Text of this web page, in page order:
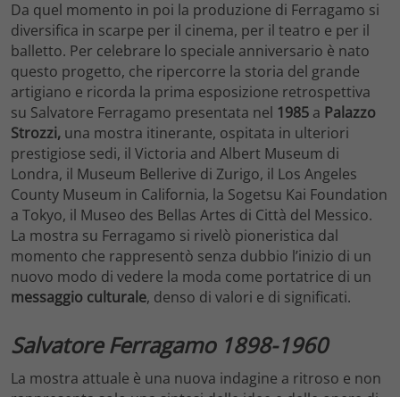
Da quel momento in poi la produzione di Ferragamo si
diversifica in scarpe per il cinema, per il teatro e per il
balletto. Per celebrare lo speciale anniversario è nato
questo progetto, che ripercorre la storia del grande
artigiano e ricorda la prima esposizione retrospettiva
su Salvatore Ferragamo presentata nel 1985 a Palazzo
Strozzi, una mostra itinerante, ospitata in ulteriori
prestigiose sedi, il Victoria and Albert Museum di
Londra, il Museum Bellerive di Zurigo, il Los Angeles
County Museum in California, la Sogetsu Kai Foundation
a Tokyo, il Museo des Bellas Artes di Città del Messico.
La mostra su Ferragamo si rivelò pioneristica dal
momento che rappresentò senza dubbio l’inizio di un
nuovo modo di vedere la moda come portatrice di un
messaggio culturale, denso di valori e di significati.
Salvatore Ferragamo 1898-1960
La mostra attuale è una nuova indagine a ritroso e non